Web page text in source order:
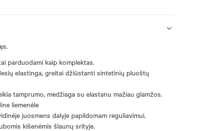
parduodami kaip komplektas.
elastinga, greitai džiūstanti sintetinių pluoštų
tamprumo, medžiaga su elastanu mažiau glamžos.
liemenėle
juosmens dalyje papildomam reguliavimui.
kišenėmis šlaunų srityje.